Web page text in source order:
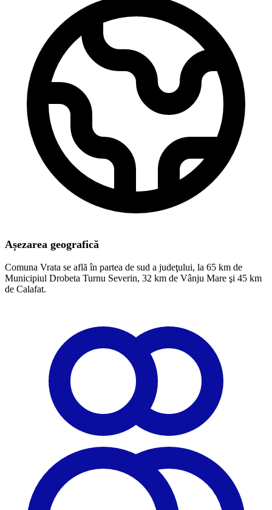
Așezarea geografică
Comuna Vrata se află în partea de sud a judeţului, la 65 km de
Municipiul Drobeta Turnu Severin, 32 km de Vânju Mare şi 45 km
de Calafat.